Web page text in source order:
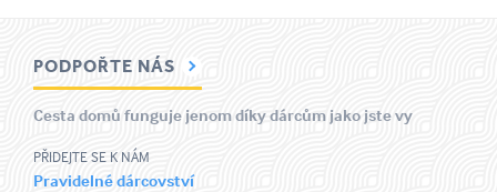
PODPOŘTE NÁS
Cesta domů funguje jenom díky dárcům jako jste vy
PŘIDEJTE SE K NÁM
Pravidelné dárcovství